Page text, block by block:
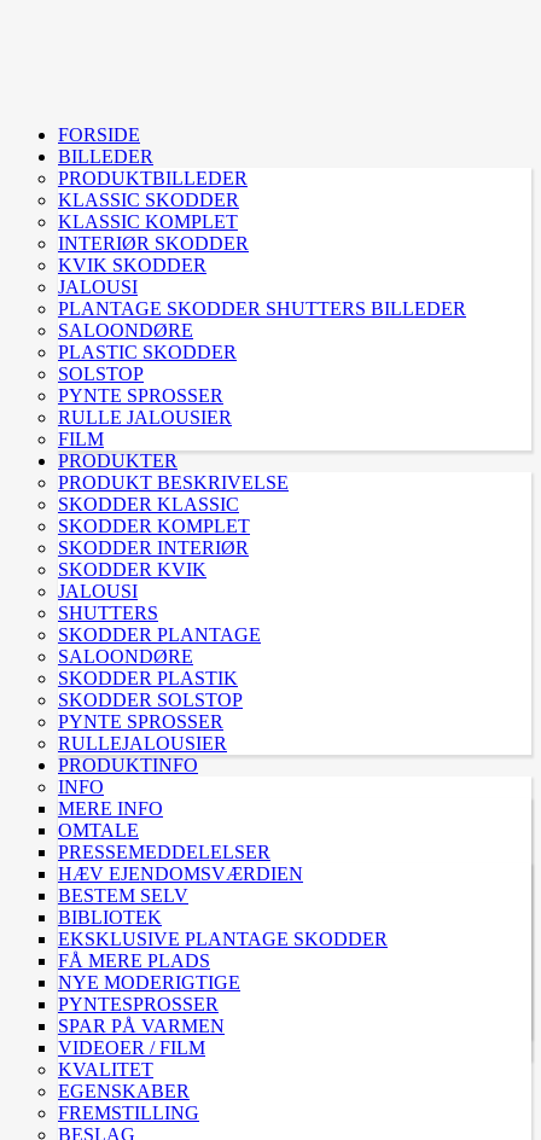
FORSIDE
BILLEDER
PRODUKTBILLEDER
KLASSIC SKODDER
KLASSIC KOMPLET
INTERIØR SKODDER
KVIK SKODDER
JALOUSI
PLANTAGE SKODDER SHUTTERS BILLEDER
SALOONDØRE
PLASTIC SKODDER
SOLSTOP
PYNTE SPROSSER
RULLE JALOUSIER
FILM
PRODUKTER
PRODUKT BESKRIVELSE
SKODDER KLASSIC
SKODDER KOMPLET
SKODDER INTERIØR
SKODDER KVIK
JALOUSI
SHUTTERS
SKODDER PLANTAGE
SALOONDØRE
SKODDER PLASTIK
SKODDER SOLSTOP
PYNTE SPROSSER
RULLEJALOUSIER
PRODUKTINFO
INFO
MERE INFO
OMTALE
PRESSEMEDDELELSER
HÆV EJENDOMSVÆRDIEN
BESTEM SELV
BIBLIOTEK
EKSKLUSIVE PLANTAGE SKODDER
FÅ MERE PLADS
NYE MODERIGTIGE
PYNTESPROSSER
SPAR PÅ VARMEN
VIDEOER / FILM
KVALITET
EGENSKABER
FREMSTILLING
BESLAG